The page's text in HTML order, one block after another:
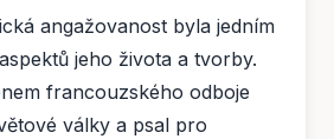
angažovanost byla jedním
jeho života a tvorby.
francouzského odboje
války a psal pro